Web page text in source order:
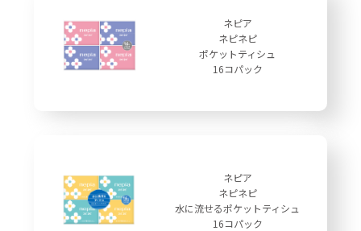
ネピア
ネピネピ
ポケットティシュ
16コパック
ネピア
ネピネピ
水に流せるポケットティシュ
16コパック